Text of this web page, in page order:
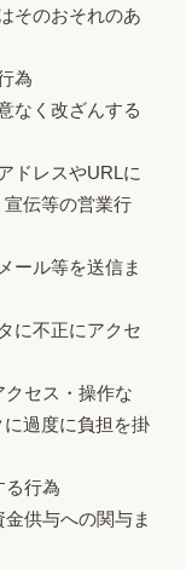
そのおそれのあ
為
なく改ざんする
ドレスやURLに
伝等の営業行
ール等を送信ま
に不正にアクセ
クセス・操作な
過度に負担を掛
る行為
金供与への関与ま